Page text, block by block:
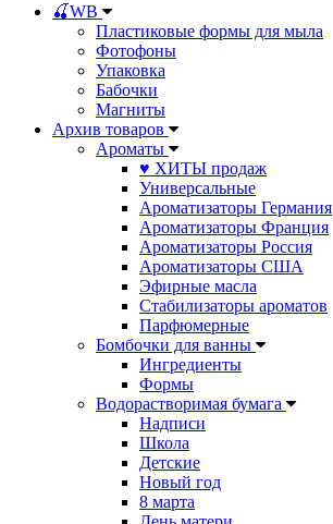
🍒WB
Пластиковые формы для мыла
Фотофоны
Упаковка
Бабочки
Магниты
Архив товаров
Ароматы
♥ ХИТЫ продаж
Универсальные
Ароматизаторы Германия
Ароматизаторы Франция
Ароматизаторы Россия
Ароматизаторы США
Эфирные масла
Стабилизаторы ароматов
Парфюмерные
Бомбочки для ванны
Ингредиенты
Формы
Водорастворимая бумага
Надписи
Школа
Детские
Новый год
8 марта